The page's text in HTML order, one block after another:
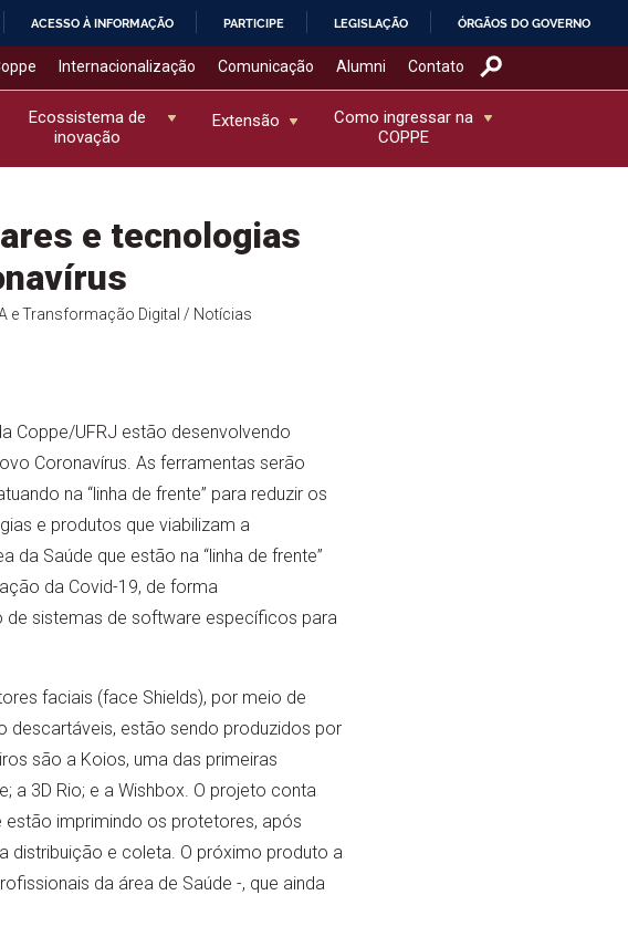
ACESSO À INFORMAÇÃO PARTICIPE LEGISLAÇÃO ÓRGÃOS DO GOVERNO
Internacionalização Comunicação Alumni Contato
Ecossistema de
inovação
Extensão
Como ingressar na
COPPE
e tecnologias
e Transformação Digital / Notícias
Coppe/UFRJ estão desenvolvendo
Coronavírus. As ferramentas serão
na “linha de frente” para reduzir os
e produtos que viabilizam a
Saúde que estão na “linha de frente”
da Covid-19, de forma
sistemas de software específicos para
faciais (face Shields), por meio de
descartáveis, estão sendo produzidos por
são a Koios, uma das primeiras
a 3D Rio; e a Wishbox. O projeto conta
imprimindo os protetores, após
distribuição e coleta. O próximo produto a
da área de Saúde -, que ainda